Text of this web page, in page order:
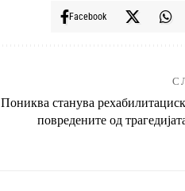
Facebook
Пониква станува
повредените од